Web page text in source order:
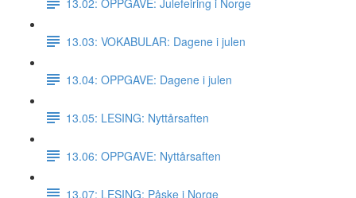
13.03: VOKABULAR: Dagene i julen
13.04: OPPGAVE: Dagene i julen
13.05: LESING: Nyttårsaften
13.06: OPPGAVE: Nyttårsaften
13.07: LESING: Påske i Norge